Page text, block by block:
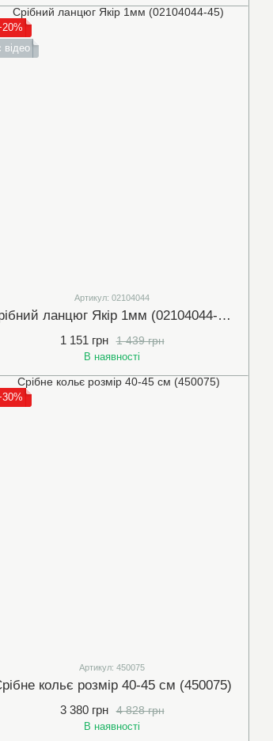
відео
Артикул: 02104044
Срібний ланцюг Якір 1мм (02104044-45)
1 439 грн
1 151 грн
В наявності
Артикул: 450075
кольє розмір 40-45 см (450075)
4 828 грн
3 380 грн
В наявності